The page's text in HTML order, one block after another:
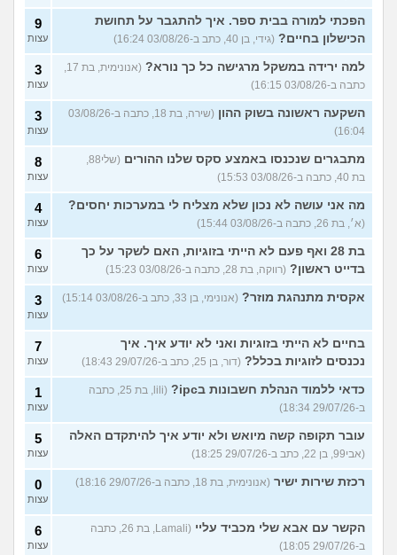
הפכתי למורה בבית ספר. איך להתגבר על תחושת
הכישלון בחיים? (גידי, בן 40, כתב ב-03/08/26 16:24)
9
עצות
למה ירידה במשקל מרגישה כל כך נורא?
כתבה ב-03/08/26 16:15)
3
עצות
השקעה ראשונה בשוק ההון
(שירה, בת 18, כתבה ב-03/08/26
16:04)
3
עצות
מתבגרים שנכנסו באמצע סקס שלנו ההורים
בת 40, כתבה ב-03/08/26 15:53)
8
עצות
מה אני עושה לא נכון שלא מצליח לי במערכות יחסים?
(א׳, בת 26, כתבה ב-03/08/26 15:44)
4
עצות
בת 28 ואף פעם לא הייתי בזוגיות, האם לשקר על כך
בדייט ראשון? (רווקה, בת 28, כתבה ב-03/08/26 15:23)
6
עצות
אקסית מתנהגת מוזר? (אנונימי, בן 33, כתב ב-03/08/26 15:14) 3
עצות
בחיים לא הייתי בזוגיות ואני לא יודע איך. איך
נכנסים לזוגיות בכלל? (דור, בן 25, כתב ב-29/07/26 18:43)
7
עצות
כדאי ללמוד הנהלת חשבונות בipc?
(lili, בת 25, כתבה
ב-29/07/26 18:34)
1
עצות
עובר תקופה קשה מיואש ולא יודע איך להיתקדם האלה
(אבי99, בן 22, כתב ב-29/07/26 18:25)
5
עצות
רכזת שירות ישיר (אנונימית, בת 18, כתבה ב-29/07/26 18:16) 0
עצות
הקשר עם אבא שלי מכביד עליי
(Lamali, בת 26, כתבה
ב-29/07/26 18:05)
6
עצות